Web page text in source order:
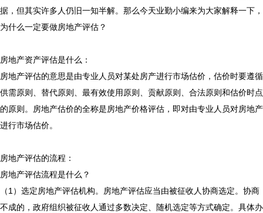
据，但其实许多人仍旧一知半解。那么今天业勤小编来为大家解释一下，
为什么一定要做房地产评估？
房地产资产评估是什么：
房地产评估的意思是由专业人员对某处房产进行市场估价，估价时要遵循
供需原则、替代原则、最有效使用原则、贡献原则、合法原则和估价时点
的原则。房地产估价的全称是房地产价格评估，即对由专业人员对房地产
进行市场估价。
房地产评估的流程：
房地产评估流程是什么？
（1）选定房地产评估机构。房地产评估应当由被征收人协商选定。协商
不成的，政府组织被征收人通过多数决定、随机选定等方式确定。具体办